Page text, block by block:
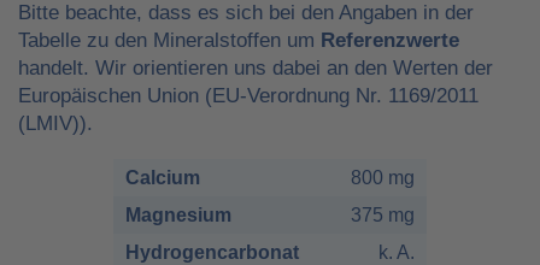
Bitte beachte, dass es sich bei den Angaben in der
Tabelle zu den Mineralstoffen um Referenzwerte
handelt. Wir orientieren uns dabei an den Werten der
Europäischen Union (EU-Verordnung Nr. 1169/2011
(LMIV)).
Calcium
800 mg
Magnesium
375 mg
Hydrogencarbonat
k. A.